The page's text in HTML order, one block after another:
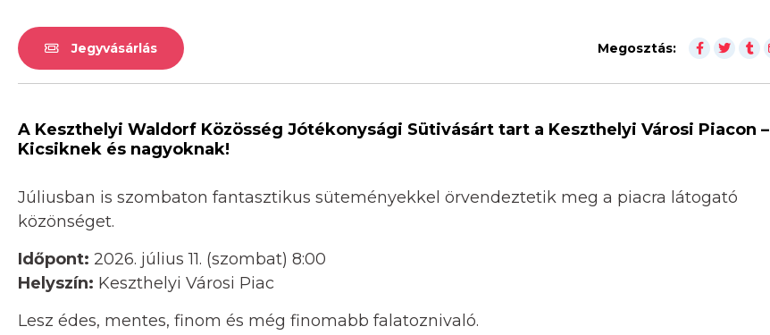
Jegyvásárlás Megosztás:
A Keszthelyi Waldorf Közösség Jótékonysági Sütivásárt tart a Keszthelyi Városi Piacon –
Kicsiknek és nagyoknak!
Júliusban is szombaton fantasztikus süteményekkel örvendeztetik meg a piacra látogató
közönséget.
Időpont: 2026. július 11. (szombat) 8:00
Helyszín: Keszthelyi Városi Piac
Lesz édes, mentes, finom és még finomabb falatoznivaló.